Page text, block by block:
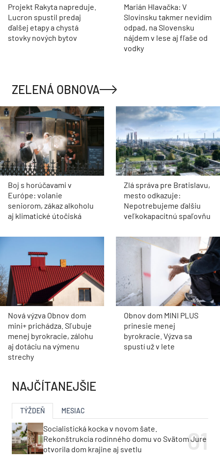
Projekt Rakyta napreduje.
Lucron spustil predaj
ďalšej etapy a chystá
stovky nových bytov
Marián Hlavačka: V
Slovinsku takmer nevidím
odpad, na Slovensku
nájdem v lese aj fľaše od
vodky
ZELENÁ OBNOVA
Boj s horúčavami v
Európe: volanie
seniorom, zákaz alkoholu
aj klimatické útočiská
Zlá správa pre Bratislavu,
mesto odkazuje:
Nepotrebujeme ďalšiu
veľkokapacitnú spaľovňu
Nová výzva Obnov dom
mini+ prichádza. Sľubuje
menej byrokracie, zálohu
aj dotáciu na výmenu
strechy
Obnov dom MINI PLUS
prinesie menej
byrokracie. Výzva sa
spustí už v lete
NAJČÍTANEJŠIE
TÝŽDEŇ MESIAC
Socialistická kocka v novom šate.
Rekonštrukcia rodinného domu vo Svätom Jure
otvorila dom krajine aj svetlu